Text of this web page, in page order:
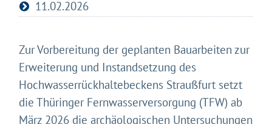
11.02.2026
Zur Vorbereitung der geplanten Bauarbeiten zur
Erweiterung und Instandsetzung des
Hochwasserrückhaltebeckens Straußfurt setzt
die Thüringer Fernwasserversorgung (TFW) ab
März 2026 die archäologischen Untersuchungen